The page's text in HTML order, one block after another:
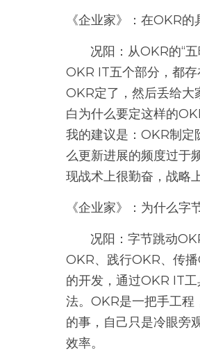
《企业家》：在OKR
OKR IT五个部分，都
OKR定了，然后丢给大
白为什么要定这样的
我的建议是：OKR制定
么更新进展的频度过于
现战术上很勤奋，战略
《企业家》：为什么
OKR、践行OKR、传
的开发，通过OKR IT
法。OKR是一把手工程
的事，自己只是冷眼旁
效率。